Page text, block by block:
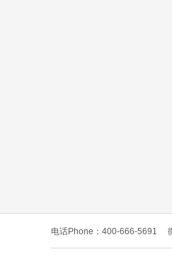
电话Phone：400-666-5691